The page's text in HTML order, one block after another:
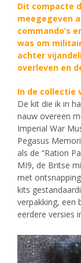
Dit compacte
meegegeven
commando’s
was om
achter
overleven en
In de collectie
De kit die ik in
nauw overeen
Imperial War
Pegasus
als de “Ration
MI9, de Britse
met
kits
verpakking, een
eerdere versies